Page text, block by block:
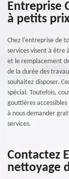
Entreprise
à petits
Chez l’entreprise de
services visent à être
et le remplacement
de la durée des
souhaitez disposer.
spécial. Toutefois,
gouttières
à nous demander
services.
Contactez
nettoyage